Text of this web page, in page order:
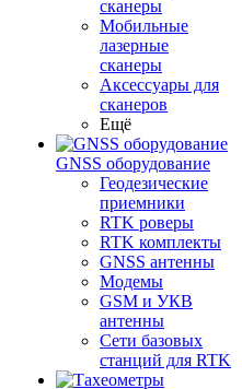
сканеры
Мобильные
лазерные
сканеры
Аксессуары для
сканеров
Ещё
GNSS оборудование
Геодезические
приемники
RTK роверы
RTK комплекты
GNSS антенны
Модемы
GSM и УКВ
антенны
Сети базовых
станций для RTK